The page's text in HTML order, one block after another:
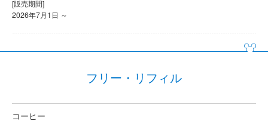
[販売期間]
2026年7月1日 ～
フリー・リフィル
コーヒー